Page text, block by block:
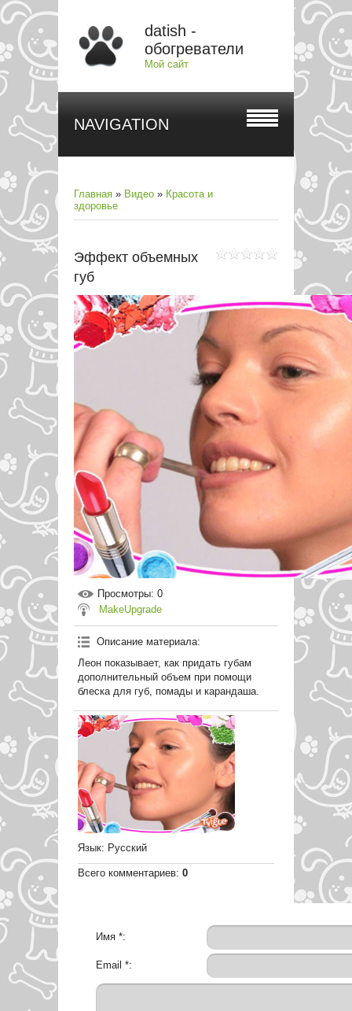
datish -
обогреватели
Мой сайт
NAVIGATION
Главная » Видео » Красота и
здоровье
Эффект объемных
губ
Просмотры: 0
MakeUpgrade
Описание материала:
Леон показывает, как придать губам
дополнительный объем при помощи
блеска для губ, помады и карандаша.
Язык: Русский
Всего комментариев: 0
Имя *:
Email *: